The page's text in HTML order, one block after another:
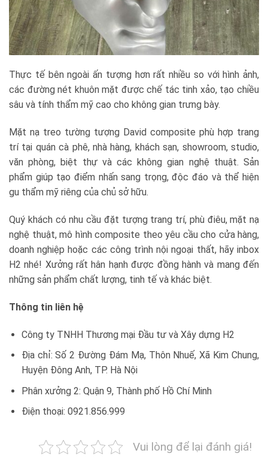
Thực tế bên ngoài ấn tượng hơn rất nhiều so với hình ảnh,
các đường nét khuôn mặt được chế tác tinh xảo, tạo chiều
sâu và tính thẩm mỹ cao cho không gian trưng bày.
Mặt nạ treo tường tượng David composite phù hợp trang
trí tại quán cà phê, nhà hàng, khách sạn, showroom, studio,
văn phòng, biệt thự và các không gian nghệ thuật. Sản
phẩm giúp tạo điểm nhấn sang trọng, độc đáo và thể hiện
gu thẩm mỹ riêng của chủ sở hữu.
Quý khách có nhu cầu đặt tượng trang trí, phù điêu, mặt nạ
nghệ thuật, mô hình composite theo yêu cầu cho cửa hàng,
doanh nghiệp hoặc các công trình nội ngoại thất, hãy inbox
H2 nhé! Xưởng rất hân hạnh được đồng hành và mang đến
những sản phẩm chất lượng, tinh tế và khác biệt.
Thông tin liên hệ
Công ty TNHH Thương mại Đầu tư và Xây dựng H2
Địa chỉ: Số 2 Đường Đám Mạ, Thôn Nhuế, Xã Kim Chung,
Huyện Đông Anh, TP. Hà Nội
Phân xưởng 2: Quận 9, Thành phố Hồ Chí Minh
Điện thoại: 0921.856.999
Vui lòng để lại đánh giá!